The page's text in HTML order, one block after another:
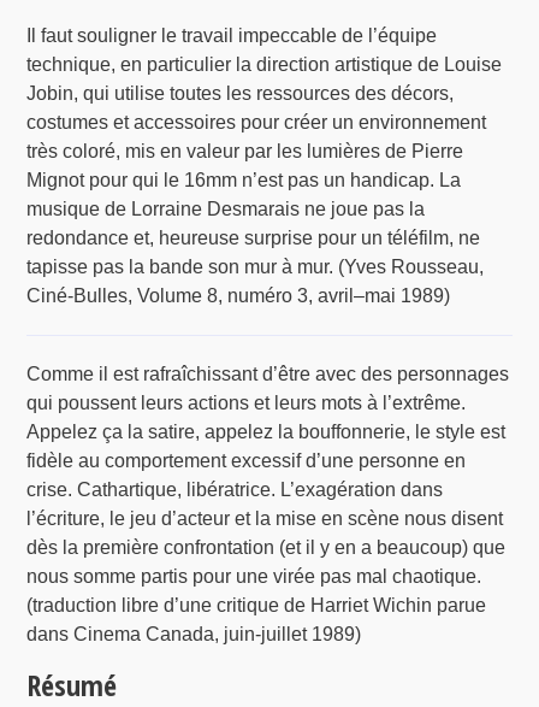
Il faut souligner le travail impeccable de l’équipe
technique, en particulier la direction artistique de Louise
Jobin, qui utilise toutes les ressources des décors,
costumes et accessoires pour créer un environnement
très coloré, mis en valeur par les lumières de Pierre
Mignot pour qui le 16mm n’est pas un handicap. La
musique de Lorraine Desmarais ne joue pas la
redondance et, heureuse surprise pour un téléfilm, ne
tapisse pas la bande son mur à mur. (Yves Rousseau,
Ciné-Bulles, Volume 8, numéro 3, avril–mai 1989)
Comme il est rafraîchissant d’être avec des personnages
qui poussent leurs actions et leurs mots à l’extrême.
Appelez ça la satire, appelez la bouffonnerie, le style est
fidèle au comportement excessif d’une personne en
crise. Cathartique, libératrice. L’exagération dans
l’écriture, le jeu d’acteur et la mise en scène nous disent
dès la première confrontation (et il y en a beaucoup) que
nous somme partis pour une virée pas mal chaotique.
(traduction libre d’une critique de Harriet Wichin parue
dans Cinema Canada, juin-juillet 1989)
Résumé